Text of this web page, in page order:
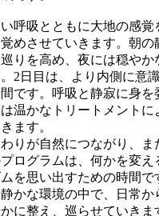
呼吸とともに大地の感覚
めさせていきます。朝の
りを高め、夜には穏やか
2日目は、より内側に意
です。呼吸と静寂に身
温かなトリートメント
ます。
りが自然につながり、ま
ログラムは、何かを変え
を思い出すための時間で
かな環境の中で、日常
に整え、巡らせていきま